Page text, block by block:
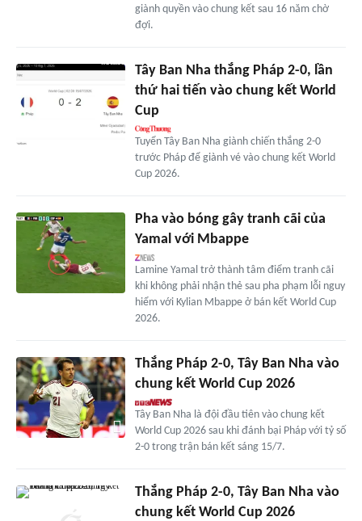
giành quyền vào chung kết sau 16 năm chờ
đợi.
Tây Ban Nha thắng Pháp 2-0, lần
thứ hai tiến vào chung kết World
Cup
Tuyển Tây Ban Nha giành chiến thắng 2-0
trước Pháp để giành vé vào chung kết World
Cup 2026.
Pha vào bóng gây tranh cãi của
Yamal với Mbappe
Lamine Yamal trở thành tâm điểm tranh cãi
khi không phải nhận thẻ sau pha phạm lỗi nguy
hiểm với Kylian Mbappe ở bán kết World Cup
2026.
Thắng Pháp 2-0, Tây Ban Nha vào
chung kết World Cup 2026
Tây Ban Nha là đội đầu tiên vào chung kết
World Cup 2026 sau khi đánh bại Pháp với tỷ số
2-0 trong trận bán kết sáng 15/7.
Thắng Pháp 2-0, Tây Ban Nha vào
chung kết World Cup 2026